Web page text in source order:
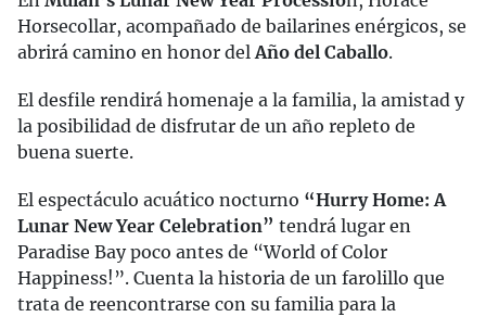
Horsecollar, acompañado de bailarines enérgicos, se
abrirá camino en honor delAño del Caballo.
El desfile rendirá homenaje a la familia, la amistad y
la posibilidad de disfrutar de un año repleto de
buena suerte.
El espectáculo acuático nocturno “Hurry Home: A
Lunar New Year Celebration” tendrá lugar en
Paradise Bay poco antes de “World of Color
Happiness!”. Cuenta la historia de un farolillo que
trata de reencontrarse con su familia para la